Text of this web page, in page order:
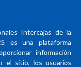
Intercajas de la
es una plataforma
información
el sitio, los usuarios